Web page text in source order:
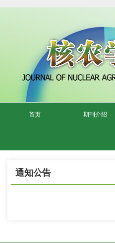
首页 期刊介绍
通知公告